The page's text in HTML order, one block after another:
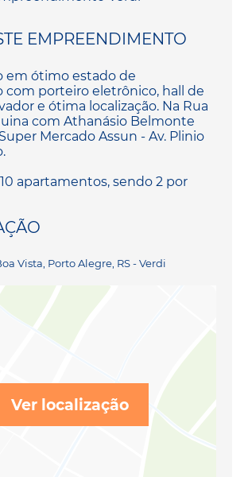
EMPREENDIMENTO
em ótimo estado de
com porteiro eletrônico, hall de
e ótima localização. Na Rua
com Athanásio Belmonte
Mercado Assun - Av. Plinio
apartamentos, sendo 2 por
Vista, Porto Alegre, RS - Verdi
Ver localização